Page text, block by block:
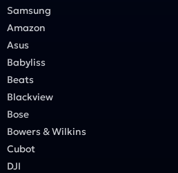
Samsung
Amazon
Asus
Babyliss
Beats
Blackview
Bose
Bowers & Wilkins
Cubot
DJI